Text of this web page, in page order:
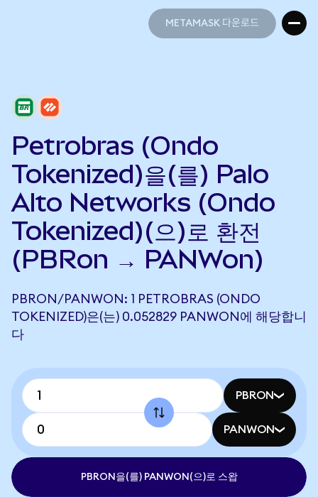
METAMASK 다운로드
Petrobras (Ondo
Tokenized)을(를) Palo
Alto Networks (Ondo
Tokenized)(으)로 환전
(PBRon → PANWon)
PBRON/PANWON: 1 PETROBRAS (ONDO
TOKENIZED)은(는) 0.052829 PANWON에 해당합니
다
PBRON
PANWON
PBRON을(를) PANWON(으)로 스왑